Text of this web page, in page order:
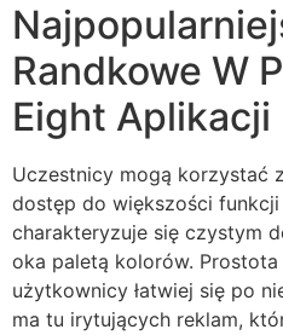
Randkowe W
Eight Aplikacji
Uczestnicy mogą korzystać
dostęp do większości
charakteryzuje się czystym
oka paletą kolorów.
użytkownicy łatwiej się po
ma tu irytujących reklam,